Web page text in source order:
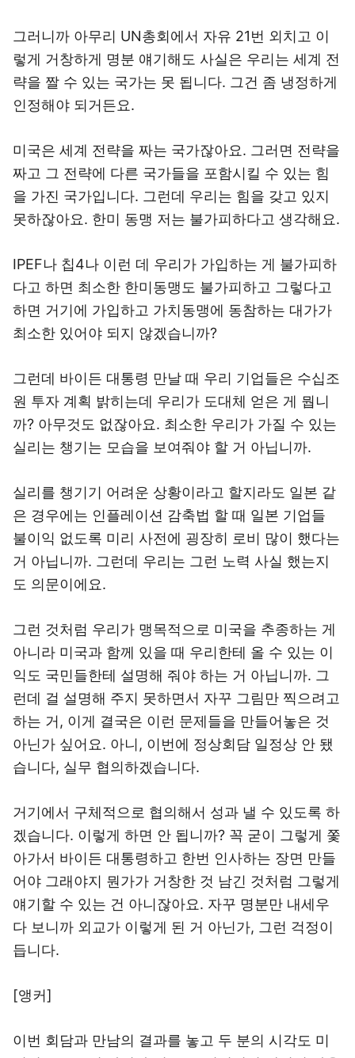
그러니까 아무리 UN총회에서 자유 21번 외치고 이
렇게 거창하게 명분 얘기해도 사실은 우리는 세계 전
략을 짤 수 있는 국가는 못 됩니다. 그건 좀 냉정하게
인정해야 되거든요.
미국은 세계 전략을 짜는 국가잖아요. 그러면 전략을
짜고 그 전략에 다른 국가들을 포함시킬 수 있는 힘
을 가진 국가입니다. 그런데 우리는 힘을 갖고 있지
못하잖아요. 한미 동맹 저는 불가피하다고 생각해요.
IPEF나 칩4나 이런 데 우리가 가입하는 게 불가피하
다고 하면 최소한 한미동맹도 불가피하고 그렇다고
하면 거기에 가입하고 가치동맹에 동참하는 대가가
최소한 있어야 되지 않겠습니까?
그런데 바이든 대통령 만날 때 우리 기업들은 수십조
원 투자 계획 밝히는데 우리가 도대체 얻은 게 뭡니
까? 아무것도 없잖아요. 최소한 우리가 가질 수 있는
실리는 챙기는 모습을 보여줘야 할 거 아닙니까.
실리를 챙기기 어려운 상황이라고 할지라도 일본 같
은 경우에는 인플레이션 감축법 할 때 일본 기업들
불이익 없도록 미리 사전에 굉장히 로비 많이 했다는
거 아닙니까. 그런데 우리는 그런 노력 사실 했는지
도 의문이에요.
그런 것처럼 우리가 맹목적으로 미국을 추종하는 게
아니라 미국과 함께 있을 때 우리한테 올 수 있는 이
익도 국민들한테 설명해 줘야 하는 거 아닙니까. 그
런데 걸 설명해 주지 못하면서 자꾸 그림만 찍으려고
하는 거, 이게 결국은 이런 문제들을 만들어놓은 것
아닌가 싶어요. 아니, 이번에 정상회담 일정상 안 됐
습니다, 실무 협의하겠습니다.
거기에서 구체적으로 협의해서 성과 낼 수 있도록 하
겠습니다. 이렇게 하면 안 됩니까? 꼭 굳이 그렇게 쫓
아가서 바이든 대통령하고 한번 인사하는 장면 만들
어야 그래야지 뭔가가 거창한 것 남긴 것처럼 그렇게
얘기할 수 있는 건 아니잖아요. 자꾸 명분만 내세우
다 보니까 외교가 이렇게 된 거 아닌가, 그런 걱정이
듭니다.
[앵커]
이번 회담과 만남의 결과를 놓고 두 분의 시각도 미